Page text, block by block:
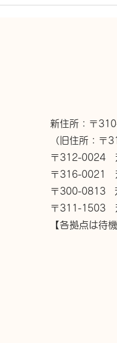
新住所：〒
（旧住所：
〒312-0024
〒316-0021
〒300-0813
〒311-1503
【各拠点は待